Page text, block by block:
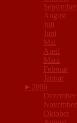
September
August
Juli
Juni
Mai
April
März
Februar
Januar
► 2006
Dezember
November
Oktober